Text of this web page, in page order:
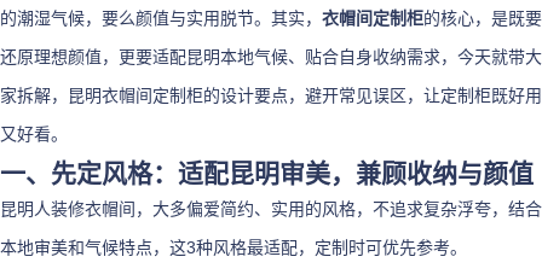
的潮湿气候，要么颜值与实用脱节。其实， 衣帽间定制柜的核心，是既要
还原理想颜值，更要适配昆明本地气候、贴合自身收纳需求，今天就带大
家拆解，昆明衣帽间定制柜的设计要点，避开常见误区，让定制柜既好用
又好看。
一、先定风格：适配昆明审美，兼顾收纳与颜值
昆明人装修衣帽间，大多偏爱简约、实用的风格，不追求复杂浮夸，结合
本地审美和气候特点，这3种风格最适配，定制时可优先参考。